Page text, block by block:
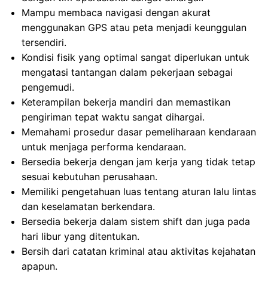
Mampu membaca navigasi dengan akurat
menggunakan GPS atau peta menjadi keunggulan
tersendiri.
Kondisi fisik yang optimal sangat diperlukan untuk
mengatasi tantangan dalam pekerjaan sebagai
pengemudi.
Keterampilan bekerja mandiri dan memastikan
pengiriman tepat waktu sangat dihargai.
Memahami prosedur dasar pemeliharaan kendaraan
untuk menjaga performa kendaraan.
Bersedia bekerja dengan jam kerja yang tidak tetap
sesuai kebutuhan perusahaan.
Memiliki pengetahuan luas tentang aturan lalu lintas
dan keselamatan berkendara.
Bersedia bekerja dalam sistem shift dan juga pada
hari libur yang ditentukan.
Bersih dari catatan kriminal atau aktivitas kejahatan
apapun.